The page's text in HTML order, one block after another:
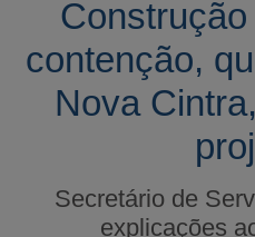
contenção,
Nova
Secretário de
explicações